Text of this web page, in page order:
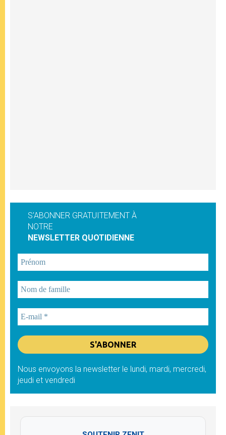
S'ABONNER GRATUITEMENT À
NOTRE
NEWSLETTER QUOTIDIENNE
Nous envoyons la newsletter le lundi, mardi, mercredi,
jeudi et vendredi